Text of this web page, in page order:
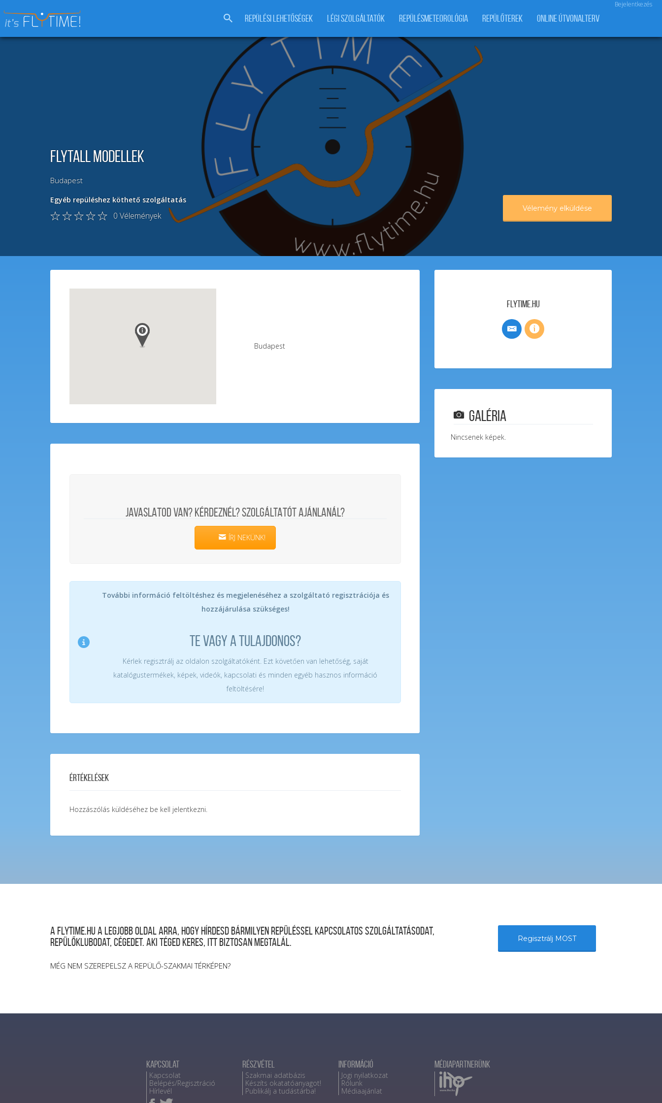
Bejelentkezés
REPÜLÉSI LEHETŐSÉGEK LÉGI SZOLGÁLTATÓK REPÜLÉSMETEOROLÓGIA REPÜLŐTEREK ONLINE ÚTVONALTERV
Keresés:
Flytall Modellek
Budapest
Egyéb repüléshez köthető szolgáltatás
0 Vélemények
Vélemény elküldése
Budapest
JAVASLATOD VAN? KÉRDEZNÉL? SZOLGÁLTATÓT AJÁNLANÁL?
ÍRJ NEKÜNK!
További információ feltöltéshez és megjelenéséhez a szolgáltató regisztrációja és
hozzájárulása szükséges!
TE VAGY A TULAJDONOS?
Kérlek regisztrálj az oldalon szolgáltatóként. Ezt követően van lehetőség, saját
katalógustermékek, képek, videók, kapcsolati és minden egyéb hasznos információ
feltöltésére!
Értékelések
Hozzászólás küldéséhez be kell jelentkezni.
FlyTime.hu
Galéria
Nincsenek képek.
A FLYTIME.HU a legjobb oldal arra, hogy hírdesd bármilyen repüléssel kapcsolatos szolgáltatásodat,
repülőklubodat, cégedet. Aki téged keres, itt biztosan megtalál.
MÉG NEM SZEREPELSZ A REPÜLŐ-SZAKMAI TÉRKÉPEN?
Regisztrálj MOST
Kapcsolat
Kapcsolat
Belépés/Regisztráció
Hírlevél
Részvétel
Szakmai adatbázis
Készíts okatatóanyagot!
Publikálj a tudástárba!
Információ
Jogi nyilatkozat
Rólunk
Médiaajánlat
Médiapartnerünk